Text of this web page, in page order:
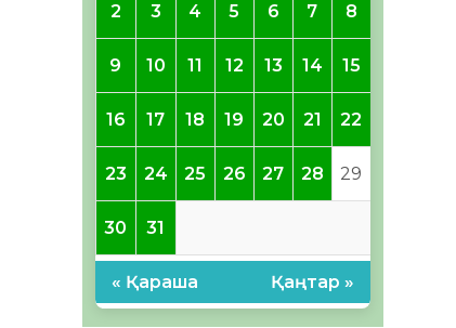
2 3 4 5 6 7 8
9 10 11 12 13 14 15
16 17 18 19 20 21 22
23 24 25 26 27 28 29
30 31
« Қараша Қаңтар »